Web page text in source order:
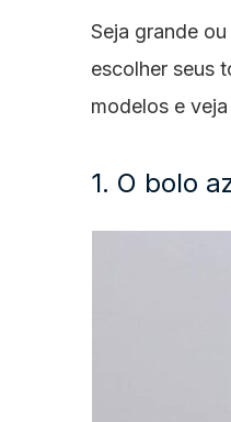
Seja grande
escolher seus
modelos e
1. O bolo